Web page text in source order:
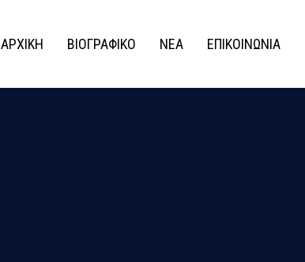
ΑΡΧΙΚΗ ΒΙΟΓΡΑΦΙΚΟ ΝΕΑ ΕΠΙΚΟΙΝΩΝΙΑ